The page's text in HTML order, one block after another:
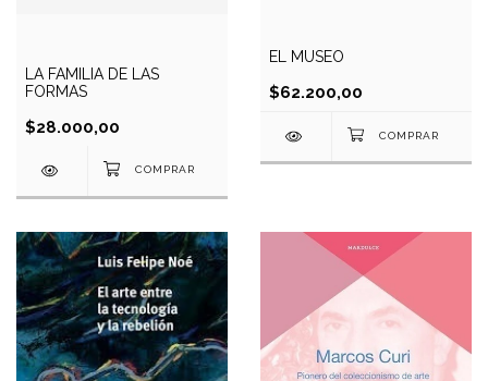
LA FAMILIA DE LAS
FORMAS
$28.000,00
EL MUSEO
$62.200,00